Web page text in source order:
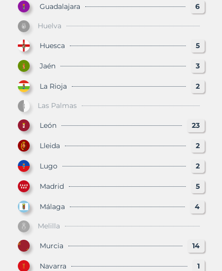
Guadalajara 6
Huelva
Huesca 5
Jaén 3
La Rioja 2
Las Palmas
León 23
Lleida 2
Lugo 2
Madrid 5
Málaga 4
Melilla
Murcia 14
Navarra 1